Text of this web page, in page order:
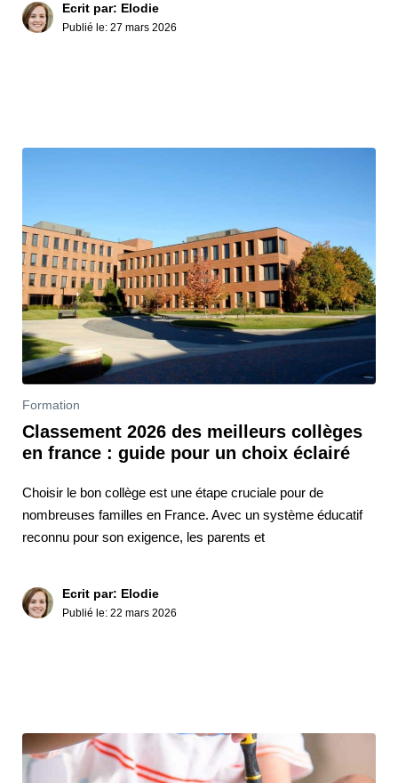
Ecrit par: Elodie
Publié le: 27 mars 2026
Formation
Classement 2026 des meilleurs collèges
en france : guide pour un choix éclairé
Choisir le bon collège est une étape cruciale pour de
nombreuses familles en France. Avec un système éducatif
reconnu pour son exigence, les parents et
Ecrit par: Elodie
Publié le: 22 mars 2026